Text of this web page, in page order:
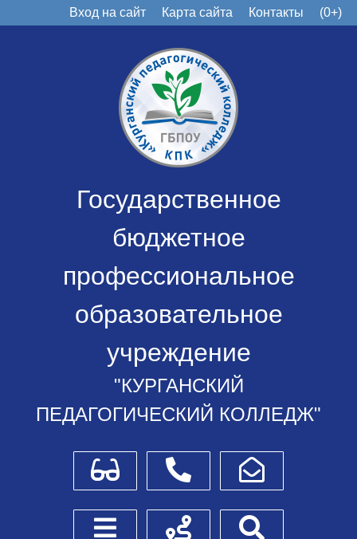
Вход на сайт Карта сайта Контакты (0+)
Государственное
бюджетное
профессиональное
образовательное
учреждение
"КУРГАНСКИЙ
ПЕДАГОГИЧЕСКИЙ КОЛЛЕДЖ"
Для слабовидящихТелефоныНаписать обращение
Боковое менюСхема проезда